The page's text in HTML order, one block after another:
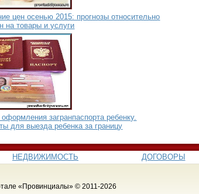
цен осенью 2015: прогнозы относительно
на товары и услуги
загранпаспорта ребенку.
для выезда ребенка за границу
НЕДВИЖИМОСТЬ ДОГОВОРЫ
«Провинциалы» © 2011-2026